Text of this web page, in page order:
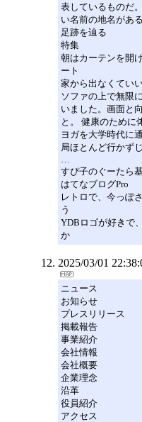
表しているものだ
い名前の地名があ
足跡を辿る
特集
朝はカーテンを開
ート
家から出なくてい
ソファの上で無限
いました。画面と
と。 健康のために
ヨガを大学時代に
局ほとんど行かず
すぴ子のぐーたら
はてなブログPro
レトロで、今っぽ
う
YDBロゴが好きで
か
2025/03/01
ニュース
お知らせ
プレスリリース
掲載報告
事業紹介
会社情報
会社概要
企業理念
沿革
役員紹介
アクセス